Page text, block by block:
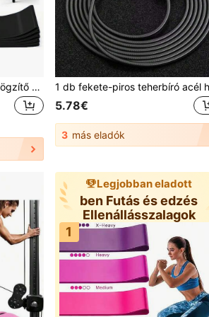
1/3/5 db-os tantermi székrögzítő pántok remegő lábakhoz, szorongásoldáshoz, ADHD érzékszervi igényekhez, székekre, asztalokra, iskolai székekre illik
5.78€
3 más eladók
Legjobban eladott
ben Futás és edzés
Ellenállásszalagok
1